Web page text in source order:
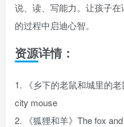
说、读、写能力。让孩子
的过程中启迪心智。
资源详情：
1. 《乡下的老鼠和城里的
city mouse
2. 《狐狸和羊》The fox